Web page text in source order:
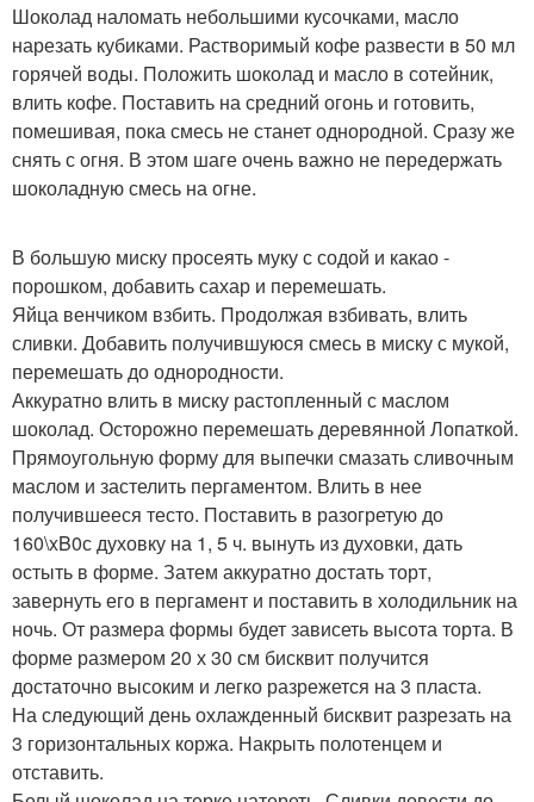
Шоколад наломать небольшими кусочками, масло
нарезать кубиками. Растворимый кофе развести в 50 мл
горячей воды. Положить шоколад и масло в сотейник,
влить кофе. Поставить на средний огонь и готовить,
помешивая, пока смесь не станет однородной. Сразу же
снять с огня. В этом шаге очень важно не передержать
шоколадную смесь на огне.
В большую миску просеять муку с содой и какао -
порошком, добавить сахар и перемешать.
Яйца венчиком взбить. Продолжая взбивать, влить
сливки. Добавить получившуюся смесь в миску с мукой,
перемешать до однородности.
Аккуратно влить в миску растопленный с маслом
шоколад. Осторожно перемешать деревянной Лопаткой.
Прямоугольную форму для выпечки смазать сливочным
маслом и застелить пергаментом. Влить в нее
получившееся тесто. Поставить в разогретую до
160\xB0с духовку на 1, 5 ч. вынуть из духовки, дать
остыть в форме. Затем аккуратно достать торт,
завернуть его в пергамент и поставить в холодильник на
ночь. От размера формы будет зависеть высота торта. В
форме размером 20 х 30 см бисквит получится
достаточно высоким и легко разрежется на 3 пласта.
На следующий день охлажденный бисквит разрезать на
3 горизонтальных коржа. Накрыть полотенцем и
отставить.